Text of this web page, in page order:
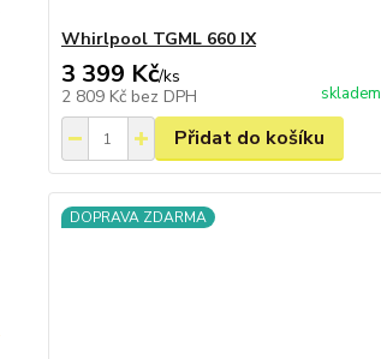
Whirlpool TGML 660 IX
3 399 Kč/ks
2 809 Kč bez DPH skladem
Přidat do košíku
DOPRAVA ZDARMA